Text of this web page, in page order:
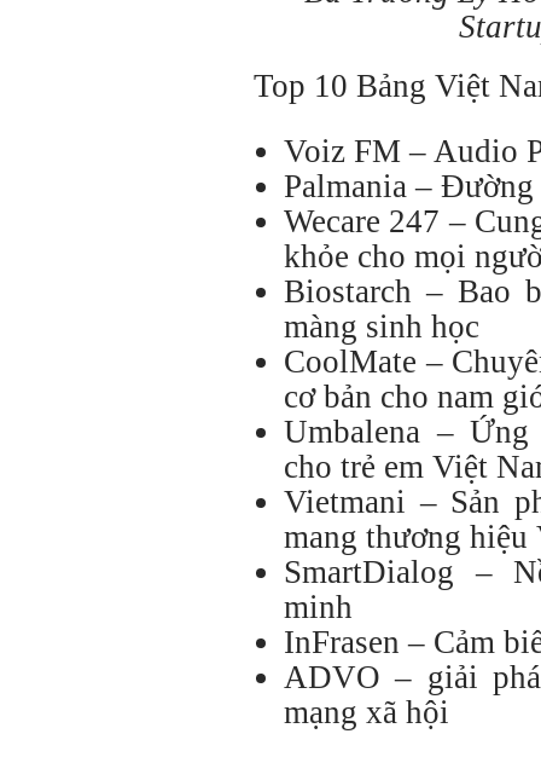
Top 10 Bảng Việt
Voiz FM – Audio
Palmania –
Wecare 247 –
khỏe cho mọi
Biostarch – Bao
màng sinh học
CoolMate –
cơ bản cho nam
Umbalena –
cho trẻ em Việt
Vietmani – Sản
mang thương hiệu
SmartDialog –
minh
InFrasen – Cảm
ADVO – giải
mạng xã hội